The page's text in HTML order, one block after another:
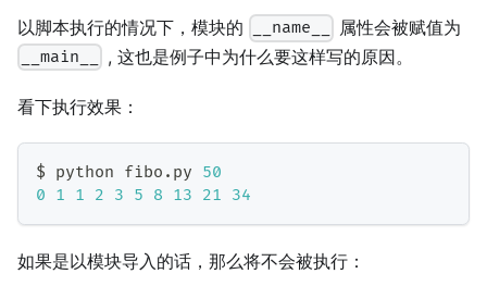
以脚本执行的情况下，模块的 __name__ 属性会被赋值为
__main__ , 这也是例子中为什么要这样写的原因。
看下执行效果：
$ python fibo . py 50
0 1 1 2 3 5 8 13 21 34
如果是以模块导入的话，那么将不会被执行：